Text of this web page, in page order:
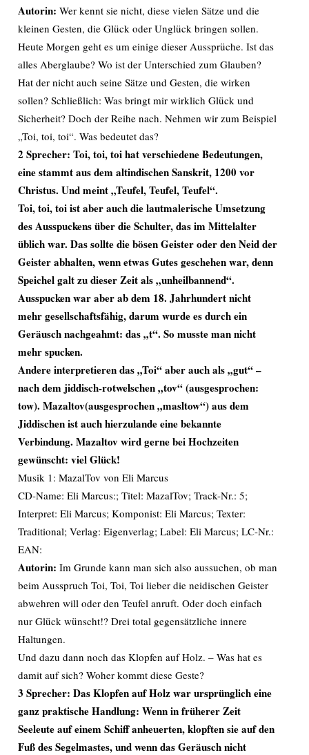
Autorin: Wer kennt sie nicht, diese vielen Sätze und die
kleinen Gesten, die Glück oder Unglück bringen sollen.
Heute Morgen geht es um einige dieser Aussprüche. Ist das
alles Aberglaube? Wo ist der Unterschied zum Glauben?
Hat der nicht auch seine Sätze und Gesten, die wirken
sollen? Schließlich: Was bringt mir wirklich Glück und
Sicherheit? Doch der Reihe nach. Nehmen wir zum Beispiel
„Toi, toi, toi“. Was bedeutet das?
2 Sprecher: Toi, toi, toi hat verschiedene Bedeutungen,
eine stammt aus dem altindischen Sanskrit, 1200 vor
Christus. Und meint „Teufel, Teufel, Teufel“.
Toi, toi, toi ist aber auch die lautmalerische Umsetzung
des Ausspuckens über die Schulter, das im Mittelalter
üblich war. Das sollte die bösen Geister oder den Neid der
Geister abhalten, wenn etwas Gutes geschehen war, denn
Speichel galt zu dieser Zeit als „unheilbannend“.
Ausspucken war aber ab dem 18. Jahrhundert nicht
mehr gesellschaftsfähig, darum wurde es durch ein
Geräusch nachgeahmt: das „t“. So musste man nicht
mehr spucken.
Andere interpretieren das „Toi“ aber auch als „gut“ –
nach dem jiddisch-rotwelschen „tov“ (ausgesprochen:
tow). Mazaltov(ausgesprochen „masltow“) aus dem
Jiddischen ist auch hierzulande eine bekannte
Verbindung. Mazaltov wird gerne bei Hochzeiten
gewünscht: viel Glück!
Musik 1: MazalTov von Eli Marcus
CD-Name: Eli Marcus:; Titel: MazalTov; Track-Nr.: 5;
Interpret: Eli Marcus; Komponist: Eli Marcus; Texter:
Traditional; Verlag: Eigenverlag; Label: Eli Marcus; LC-Nr.:
EAN:
Autorin: Im Grunde kann man sich also aussuchen, ob man
beim Ausspruch Toi, Toi, Toi lieber die neidischen Geister
abwehren will oder den Teufel anruft. Oder doch einfach
nur Glück wünscht!? Drei total gegensätzliche innere
Haltungen.
Und dazu dann noch das Klopfen auf Holz. – Was hat es
damit auf sich? Woher kommt diese Geste?
3 Sprecher: Das Klopfen auf Holz war ursprünglich eine
ganz praktische Handlung: Wenn in früherer Zeit
Seeleute auf einem Schiff anheuerten, klopften sie auf den
Fuß des Segelmastes, und wenn das Geräusch nicht